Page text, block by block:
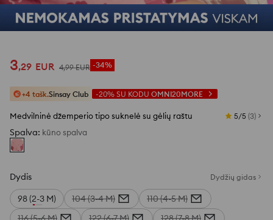
3,29 EUR 4,99 EUR -34%
+4 tašk.Sinsay Club -20% SU KODU OMNI20MORE
Medvilninė džemperio tipo suknelė su gėlių raštu 5/5 (3)
Spalva: kūno spalva
Dydis Dydžių gidas
98 (2-3 M) 104 (3-4 M)
110 (4-5 M)